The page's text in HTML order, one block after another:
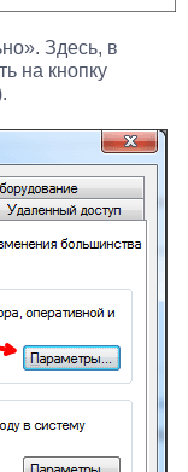
Здесь, в
на кнопку